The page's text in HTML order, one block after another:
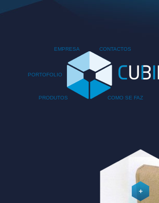
CONTACTOS
EMPRESA
PORTOFOLIO
PRODUTOS COMO SE FAZ